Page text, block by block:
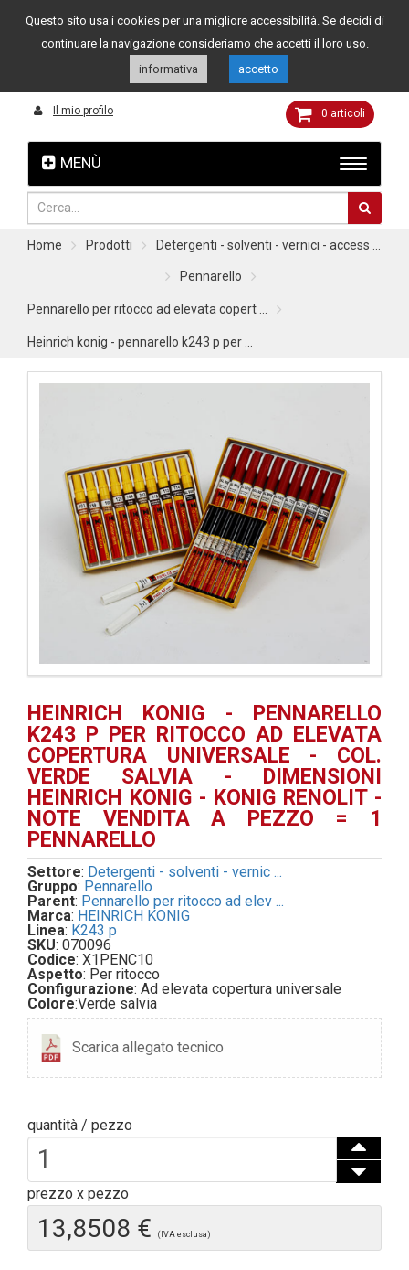
Assistenza clienti 049 8015108 349 4262144
MENÙ
Il mio profilo 0 articoli
Home Prodotti Detergenti - solventi - vernici - access ...
Pennarello
Pennarello per ritocco ad elevata copert ...
Heinrich konig - pennarello k243 p per ...
HEINRICH KONIG - PENNARELLO
K243 P PER RITOCCO AD ELEVATA
COPERTURA UNIVERSALE - COL.
VERDE SALVIA - DIMENSIONI
HEINRICH KONIG - KONIG RENOLIT -
NOTE VENDITA A PEZZO = 1
PENNARELLO
Settore: Detergenti - solventi - vernic ...
Gruppo: Pennarello
Parent: Pennarello per ritocco ad elev ...
Marca: HEINRICH KONIG
Linea: K243 p
SKU: 070096
Codice: X1PENC10
Aspetto: Per ritocco
Configurazione: Ad elevata copertura universale
Colore:Verde salvia
Scarica allegato tecnico
quantità / pezzo
prezzo x pezzo
13,8508 € (IVA esclusa)
Questo sito usa i cookies per una migliore accessibilità. Se decidi di
continuare la navigazione consideriamo che accetti il loro uso.
informativa
accetto